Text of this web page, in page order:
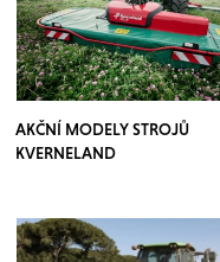
AKČNÍ MODELY STROJŮ
KVERNELAND